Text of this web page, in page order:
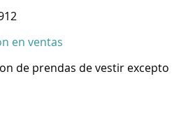
en ventas
de prendas de vestir excepto